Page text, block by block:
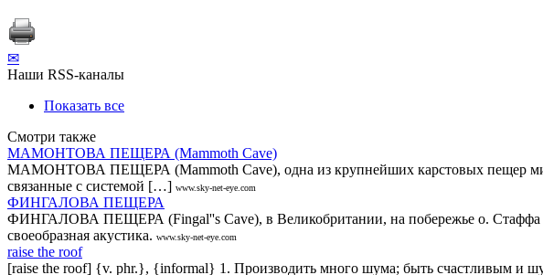
✉
Наши RSS-каналы
Показать все
Смотри также
МАМОНТОВА ПЕЩЕРА (Mammoth Cave)
МАМОНТОВА ПЕЩЕРА (Mammoth Cave), одна из крупнейших карстовых пещер
связанные с системой […] www.sky-net-eye.com
ФИНГАЛОВА ПЕЩЕРА
ФИНГАЛОВА ПЕЩЕРА (Fingal''s Cave), в Великобритании, на побережье о. Стаффа
своеобразная акустика. www.sky-net-eye.com
raise the roof
[raise the roof] {v. phr.}, {informal} 1. Производить много шума; быть счастливым и